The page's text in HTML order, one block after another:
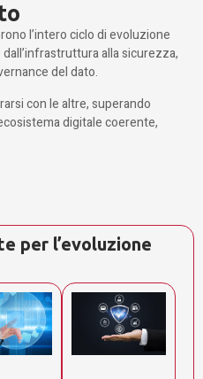
l’intero ciclo di evoluzione
alla sicurezza,
del dato.
con le altre, superando
digitale coerente,
per l’evoluzione